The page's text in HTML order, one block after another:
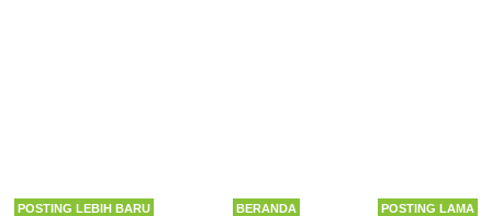
POSTING LEBIH BARU POSTING LAMA
BERANDA